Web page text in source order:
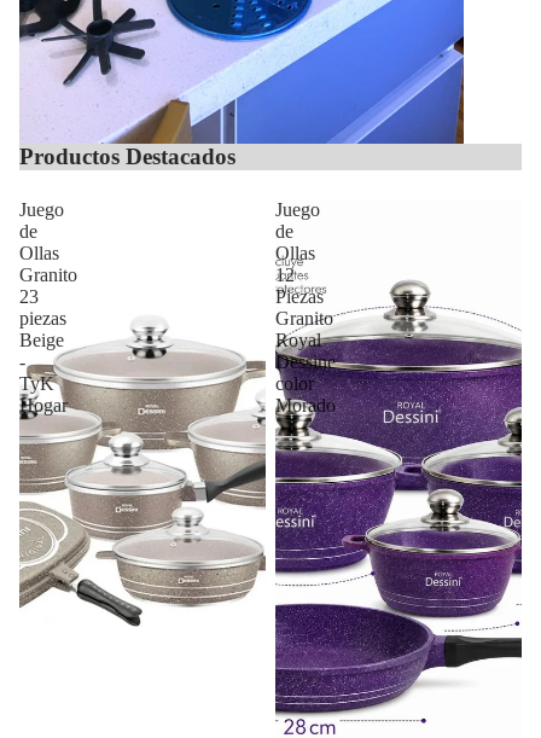
Productos Destacados
Juego
de
Ollas
Granito
23
piezas
Beige
-
TyK
Hogar
Juego
de
Ollas
12
Piezas
Granito
Royal
Dessine
color
Morado